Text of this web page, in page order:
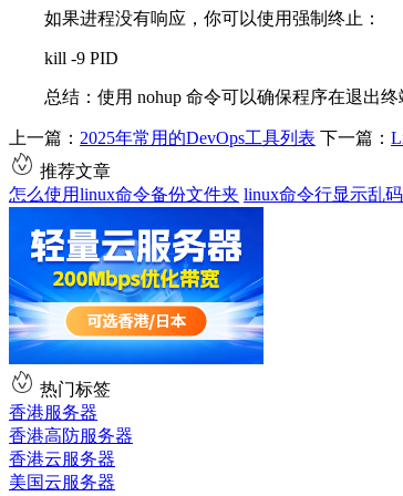
如果进程没有响应，你可以使用强制终止：
kill -9 PID
总结：使用 nohup 命令可以确保程序在退出终
上一篇： 2025年常用的DevOps工具列表 下一篇：
推荐文章
怎么使用linux命令备份文件夹 linux命令行显示乱
热门标签
香港服务器
香港高防服务器
香港云服务器
美国云服务器